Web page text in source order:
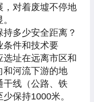
，对着废墟不停地
多少安全距离？
条件和技术要
址在远离市区和
和河流下游的地
干线（公路、铁
保持1000米。